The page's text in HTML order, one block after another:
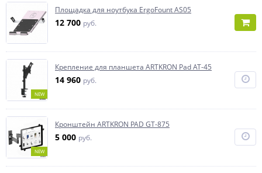
Площадка для ноутбука ErgoFount AS05
12 700 руб.
NEW
Крепление для планшета ARTKRON Pad AT-45
14 960 руб.
NEW
Кронштейн ARTKRON PAD GT-875
5 000 руб.